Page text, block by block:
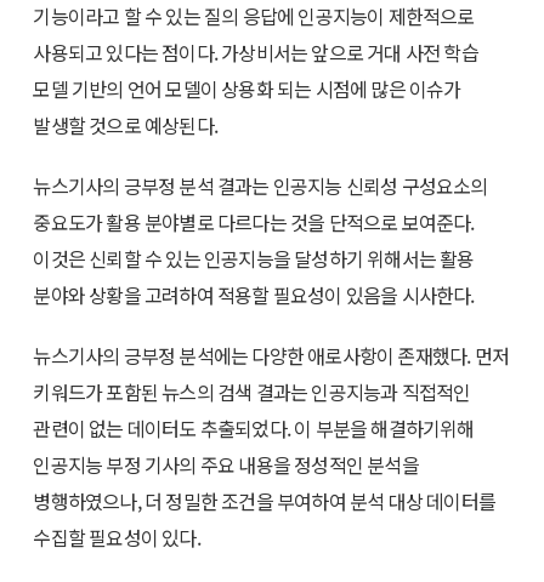
기능이라고 할 수 있는 질의 응답에 인공지능이 제한적으로
사용되고 있다는 점이다. 가상비서는 앞으로 거대 사전 학습
모델 기반의 언어 모델이 상용화 되는 시점에 많은 이슈가
발생할 것으로 예상된다.
뉴스기사의 긍부정 분석 결과는 인공지능 신뢰성 구성요소의
중요도가 활용 분야별로 다르다는 것을 단적으로 보여준다.
이것은 신뢰할 수 있는 인공지능을 달성하기 위해서는 활용
분야와 상황을 고려하여 적용할 필요성이 있음을 시사한다.
뉴스기사의 긍부정 분석에는 다양한 애로사항이 존재했다. 먼저
키워드가 포함된 뉴스의 검색 결과는 인공지능과 직접적인
관련이 없는 데이터도 추출되었다. 이 부분을 해결하기위해
인공지능 부정 기사의 주요 내용을 정성적인 분석을
병행하였으나, 더 정밀한 조건을 부여하여 분석 대상 데이터를
수집할 필요성이 있다.